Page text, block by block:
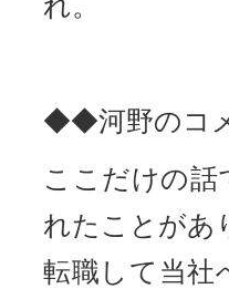
◆◆河野のコ
ここだけの話
れたことがあ
転職して当社